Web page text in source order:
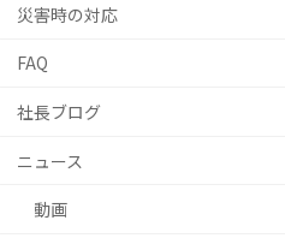
災害時の対応
FAQ
社長ブログ
ニュース
動画